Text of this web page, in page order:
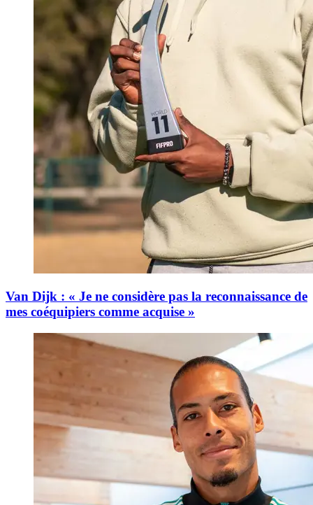
Van Dijk : « Je ne considère pas la reconnaissance de
mes coéquipiers comme acquise »